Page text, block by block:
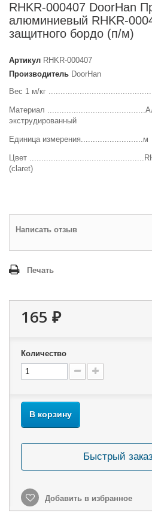
RHKR-000407 DoorHan
алюминиевый RHKR-
защитного бордо (п/м)
Артикул RHKR-000407
Производитель DoorHan
Вес 1 м/кг
Материал
экструдированный
Единица измерения..........................м
Цвет
(claret)
Написать отзыв
Печать
165 ₽
Количество
В корзину
Быстрый
Добавить в избранное